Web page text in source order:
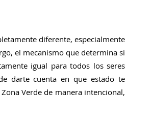
diferente, especialmente
el mecanismo que determina si
igual para todos los seres
darte cuenta en que estado te
Verde de manera intencional,